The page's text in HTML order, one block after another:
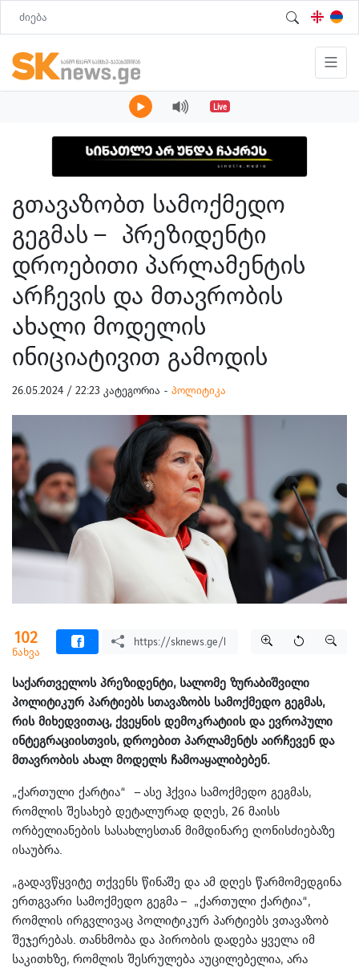
Live
გთავაზობთ სამოქმედო
გეგმას – პრეზიდენტი
დროებითი პარლამენტის
არჩევის და მთავრობის
ახალი მოდელის
ინიციატივით გამოდის
26.05.2024 / 22:23 კატეგორია - პოლიტიკა
102
ნახვა
საქართველოს პრეზიდენტი, სალომე ზურაბიშვილი
პოლიტიკურ პარტიებს სთავაზობს სამოქმედო გეგმას,
რის მიხედვითაც, ქვეყნის დემოკრატიის და ევროპული
ინტეგრაციისთვის, დროებით პარლამენტს აირჩევენ და
მთავრობის ახალ მოდელს ჩამოაყალიბებენ.
„ქართული ქარტია“ – ასე ჰქვია სამოქმედო გეგმას,
რომლის შესახებ დეტალურად დღეს, 26 მაისს
ორბელიანების სასახლესთან მიმდინარე ღონისძიებაზე
ისაუბრა.
„გადავწყვიტე თქვენს წინაშე და ამ დღეს წარმომედგინა
ერთგვარი სამოქმედო გეგმა – „ქართული ქარტია“,
რომლის ირგვლივაც პოლიტიკურ პარტიებს ვთავაზობ
შეჯერებას. თანხმობა და პირობის დადება ყველა იმ
საკითხზე, რომლის შესრულება აუცილებელია, არა